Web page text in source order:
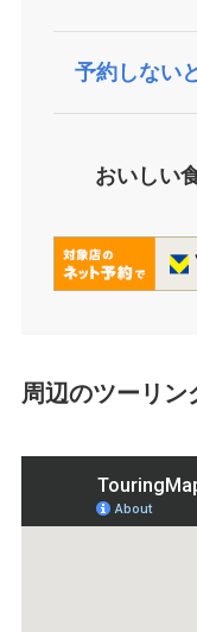
予約しない
おいしい
周辺のツーリン